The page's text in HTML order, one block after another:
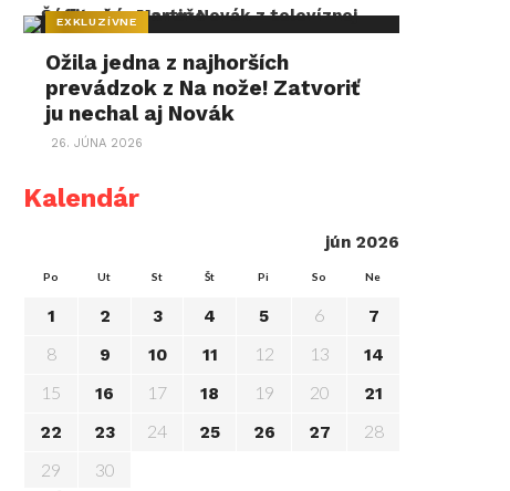
EXKLUZÍVNE
Ožila jedna z najhorších
prevádzok z Na nože! Zatvoriť
ju nechal aj Novák
26. JÚNA 2026
Kalendár
jún 2026
Po Ut St Št Pi So Ne
1 2 3 4 5 6 7
8 9 10 11 12 13 14
15 16 17 18 19 20
21
22
23 24 25 26 27
28
29
30